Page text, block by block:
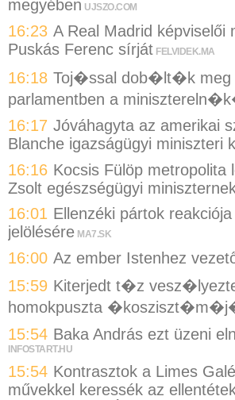
megyében UJSZO.COM
16:23 A Real Madrid képviselői
Puskás Ferenc sírját FELVIDEK.MA
16:18 Toj�ssal dob�lt�k meg
parlamentben a
16:17 Jóváhagyta az amerikai
Blanche igazságügyi miniszteri
16:16 Kocsis Fülöp metropolita
Zsolt egészségügyi
16:01 Ellenzéki pártok
jelölésére MA7.SK
16:00 Az ember Istenhez
15:59 Kiterjedt t�z
homokpuszta
15:54 Baka András ezt üzeni
INFOSTART.HU
15:54 Kontrasztok a Limes
művekkel keressék az